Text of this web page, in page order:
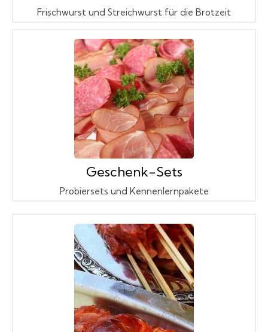
Frischwurst und Streichwurst für die Brotzeit
Geschenk-Sets
Probiersets und Kennenlernpakete